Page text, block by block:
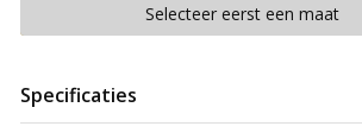
Plaats in winkelmand
Selecteer eerst een maat
Specificaties